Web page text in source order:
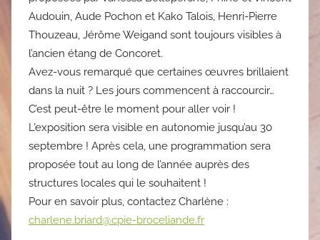
Audouin, Aude Pochon et Kako Talois, Henri-Pierre
Thouzeau, Jérôme Weigand sont toujours visibles à
l’ancien étang de Concoret.
Avez-vous remarqué que certaines œuvres brillaient
dans la nuit ? Les jours commencent à raccourcir…
C’est peut-être le moment pour aller voir !
L’exposition sera visible en autonomie jusqu’au 30
septembre ! Après cela, une programmation sera
proposée tout au long de l’année auprès des
structures locales qui le souhaitent !
Pour en savoir plus, contactez Charlène :
charlene.briard@cpie-broceliande.fr